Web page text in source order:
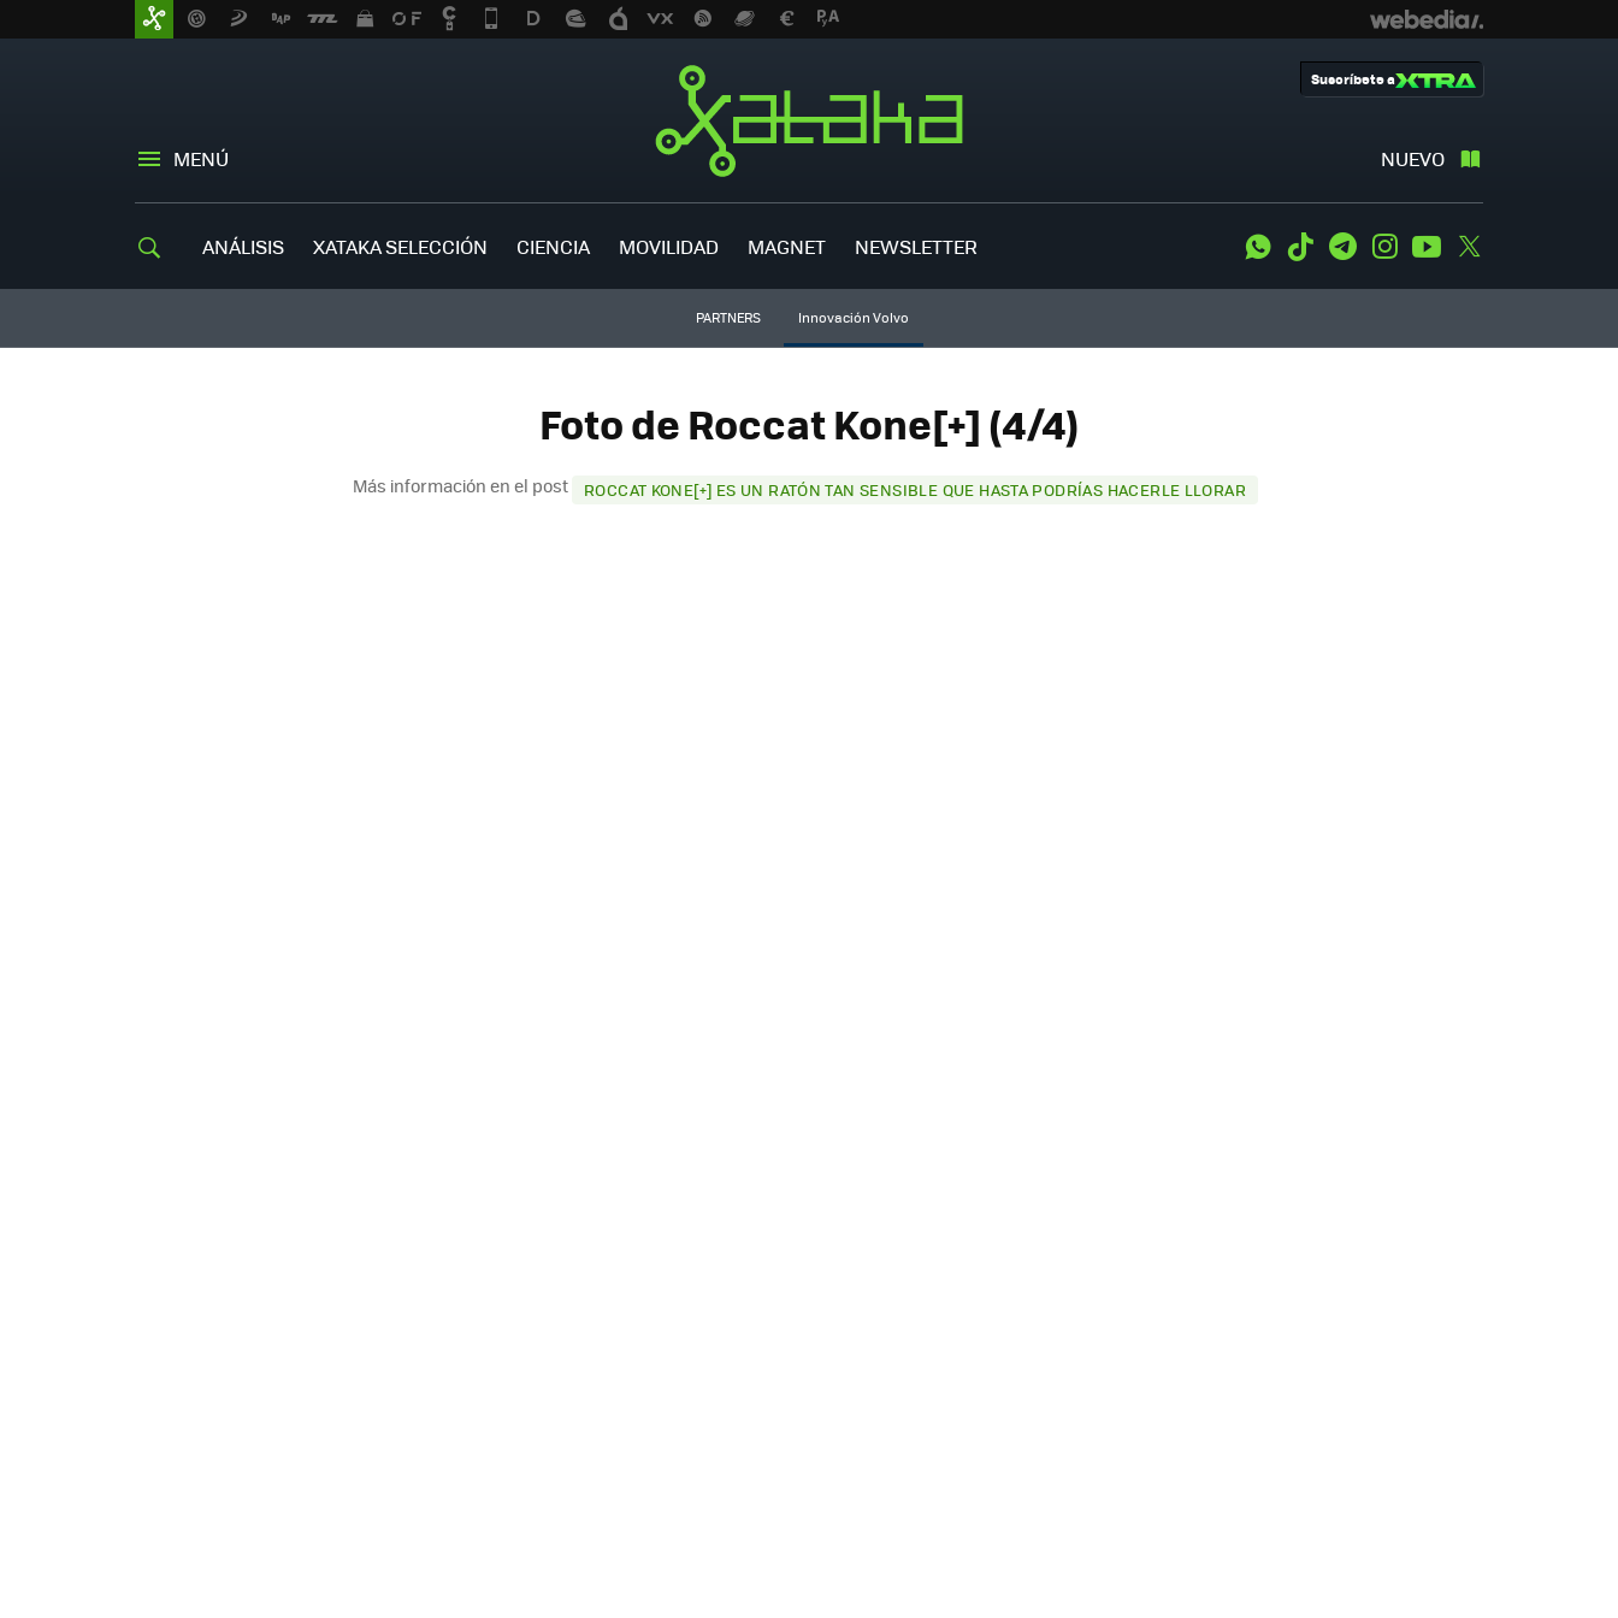
MENÚ NUEVO
Suscríbete a
ANÁLISIS XATAKA SELECCIÓN CIENCIA MOVILIDAD MAGNET NEWSLETTER WhatsApp
Tiktok TelegramInstagramYoutube
PARTNERS Innovación Volvo
Foto de Roccat Kone[+] (4/4)
Más información en el post ROCCAT KONE[+] ES UN RATÓN TAN SENSIBLE QUE HASTA PODRÍAS HACERLE LLORAR